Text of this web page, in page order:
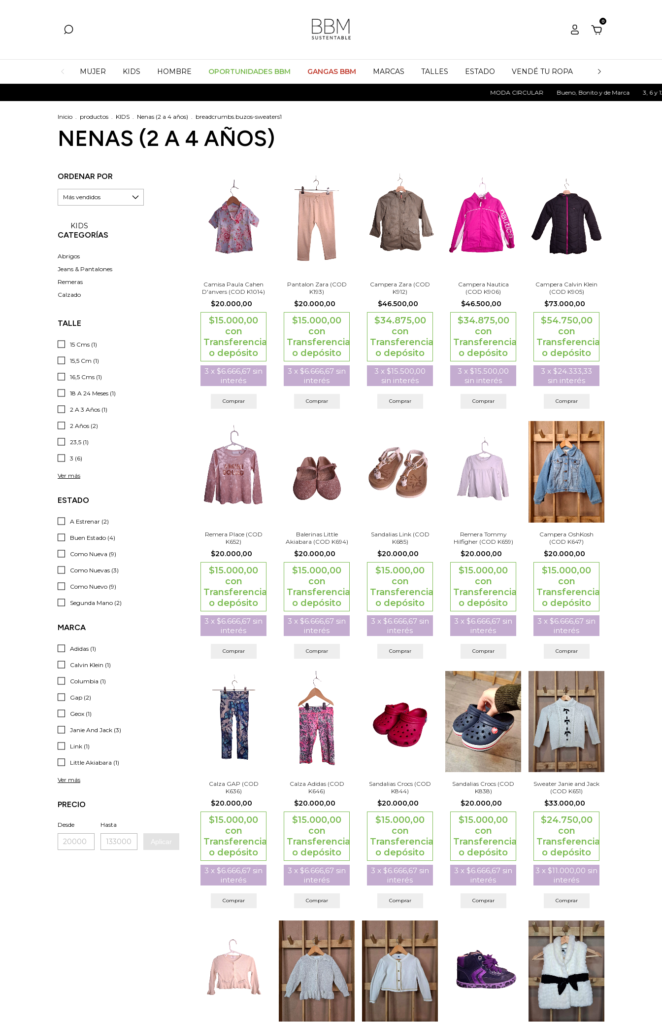
0
MUJER KIDS HOMBRE OPORTUNIDADES BBM GANGAS BBM MARCAS TALLES ESTADO VENDÉ TU ROPA QUIÉNES SOMOS
MODA CIRCULAR Bueno, Bonito y de Marca 3, 6 y 12 cuotas sin
Inicio . productos . KIDS . Nenas (2 a 4 años) . breadcrumbs.buzos-sweaters1
NENAS (2 A 4 AÑOS)
ORDENAR POR
KIDS
CATEGORÍAS
Abrigos
Jeans & Pantalones
Remeras
Calzado
TALLE
15 Cms (1)
15,5 Cm (1)
16,5 Cms (1)
18 A 24 Meses (1)
2 A 3 Años (1)
2 Años (2)
23,5 (1)
3 (6)
Ver más
ESTADO
A Estrenar (2)
Buen Estado (4)
Como Nueva (9)
Como Nuevas (3)
Como Nuevo (9)
Segunda Mano (2)
MARCA
Adidas (1)
Calvin Klein (1)
Columbia (1)
Gap (2)
Geox (1)
Janie And Jack (3)
Link (1)
Little Akiabara (1)
Ver más
PRECIO
Desde Hasta
Aplicar
Camisa Paula Cahen
D'anvers (COD K1014)
$20.000,00
$15.000,00
con
Transferencia
o depósito
3 x $6.666,67 sin
interés
Comprar
Pantalon Zara (COD
K193)
$20.000,00
$15.000,00
con
Transferencia
o depósito
3 x $6.666,67 sin
interés
Comprar
Campera Zara (COD
K912)
$46.500,00
$34.875,00
con
Transferencia
o depósito
3 x $15.500,00
sin interés
Comprar
Campera Nautica
(COD K906)
$46.500,00
$34.875,00
con
Transferencia
o depósito
3 x $15.500,00
sin interés
Comprar
Campera Calvin Klein
(COD K905)
$73.000,00
$54.750,00
con
Transferencia
o depósito
3 x $24.333,33
sin interés
Comprar
Remera Place (COD
K652)
$20.000,00
$15.000,00
con
Transferencia
o depósito
3 x $6.666,67 sin
interés
Comprar
Balerinas Little
Akiabara (COD K694)
$20.000,00
$15.000,00
con
Transferencia
o depósito
3 x $6.666,67 sin
interés
Comprar
Sandalias Link (COD
K685)
$20.000,00
$15.000,00
con
Transferencia
o depósito
3 x $6.666,67 sin
interés
Comprar
Remera Tommy
Hilfigher (COD K659)
$20.000,00
$15.000,00
con
Transferencia
o depósito
3 x $6.666,67 sin
interés
Comprar
Campera OshKosh
(COD K647)
$20.000,00
$15.000,00
con
Transferencia
o depósito
3 x $6.666,67 sin
interés
Comprar
Calza GAP (COD
K636)
$20.000,00
$15.000,00
con
Transferencia
o depósito
3 x $6.666,67 sin
interés
Comprar
Calza Adidas (COD
K646)
$20.000,00
$15.000,00
con
Transferencia
o depósito
3 x $6.666,67 sin
interés
Comprar
Sandalias Crocs (COD
K844)
$20.000,00
$15.000,00
con
Transferencia
o depósito
3 x $6.666,67 sin
interés
Comprar
Sandalias Crocs (COD
K838)
$20.000,00
$15.000,00
con
Transferencia
o depósito
3 x $6.666,67 sin
interés
Comprar
Sweater Janie and Jack
(COD K651)
$33.000,00
$24.750,00
con
Transferencia
o depósito
3 x $11.000,00 sin
interés
Comprar